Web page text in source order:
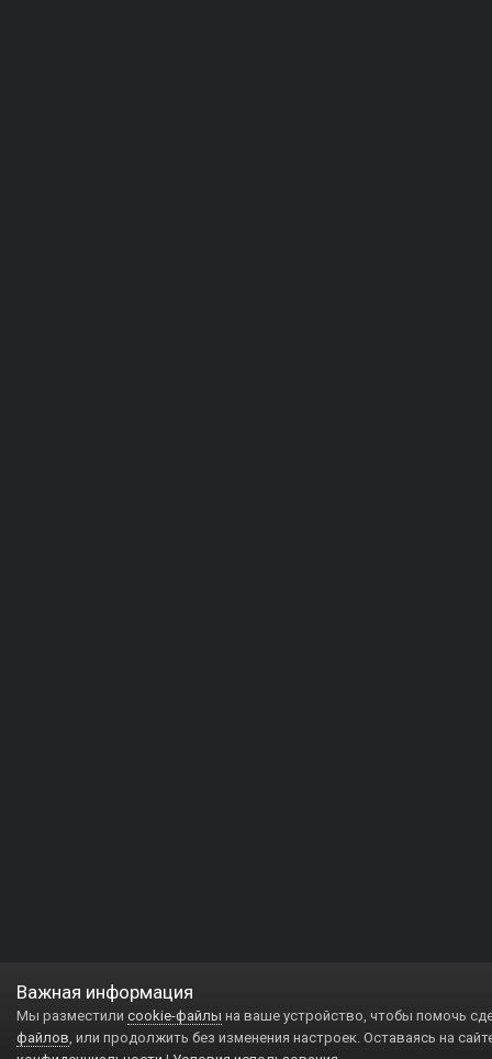
Важная информация
Мы разместили cookie-файлы на ваше устройство, чтобы помочь
файлов, или продолжить без изменения настроек. Оставаясь на